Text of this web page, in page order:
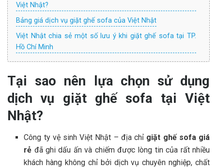
Việt Nhật?
Bảng giá dịch vụ giặt ghế sofa của Việt Nhật
Việt Nhật chia sẻ một số lưu ý khi giặt ghế sofa tại TP.
Hồ Chí Minh
Tại sao nên lựa chọn sử dụng
dịch vụ giặt ghế sofa tại Việt
Nhật?
Công ty vệ sinh Việt Nhật – địa chỉ giặt ghế sofa giá
rẻ đã ghi dấu ấn và chiếm được lòng tin của rất nhiều
khách hàng không chỉ bởi dịch vụ chuyên nghiệp, chất